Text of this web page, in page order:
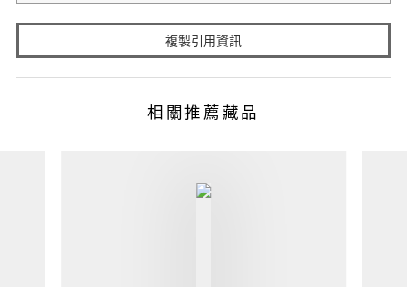
複製引用資訊
相關推薦藏品